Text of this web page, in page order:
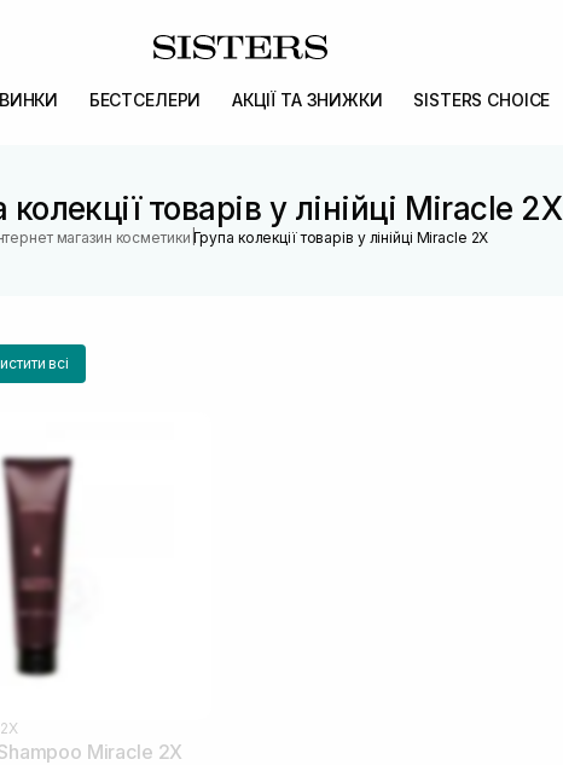
БЕСТСЕЛЕРИ АКЦІЇ ТА ЗНИЖКИ SISTERS CHOICE
колекції товарів у лінійці Miracle 2X
магазин косметики |Група колекції товарів у лінійці Miracle 2X
всі
Miracle 2X